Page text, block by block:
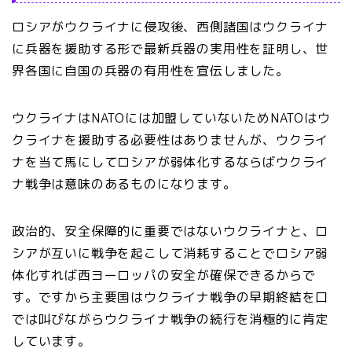
ロシアがウクライナに侵攻後、西側諸国はウクライナ
に兵器を援助する形で最新兵器の実用性を証明し、世
界各国に自国の兵器の有用性を宣伝しました。
ウクライナはNATOには加盟していないためNATOはウ
クライナを援助する必要性はありませんが、ウクライ
ナを当て馬にしてロシアが弱体化するならばウクライ
ナ戦争は意味のあるものになります。
政治的、安全保障的に重要ではないウクライナと、ロ
シアが互いに戦争を起こして消耗することでロシア弱
体化すれば西ヨーロッパの安全が確保できるからで
す。ですから主要国はウクライナ戦争の早期終結を口
では叫びながらウクライナ戦争の続行を消極的に肯定
しています。